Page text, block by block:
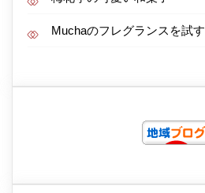
Muchaのフレグランスを試す